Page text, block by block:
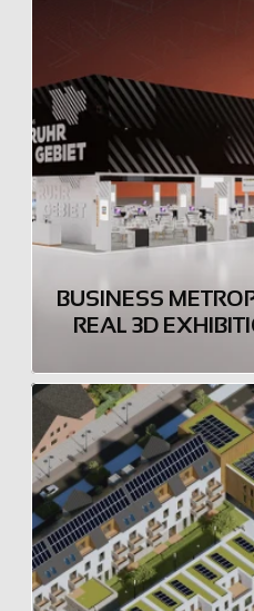
BUSINESS
REAL 3D